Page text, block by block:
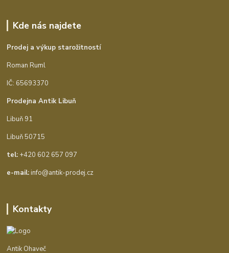
Kde nás najdete
Prodej a výkup starožitností
Roman Ruml
IČ: 65693370
Prodejna Antik Libuň
Libuň 91
Libuň 50715
tel: +420 602 657 097
e-mail:info@antik-prodej.cz
Kontakty
Antik Ohaveč